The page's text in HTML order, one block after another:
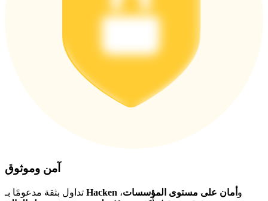
آمن وموثوق
Hacken و أمان على مستوى المؤسسات،